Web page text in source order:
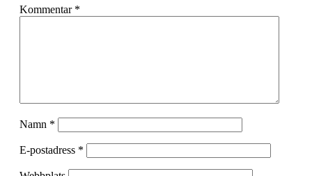
Kommentar *
Namn *
E-postadress *